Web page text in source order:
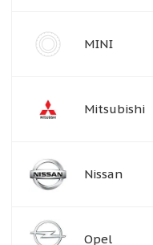
MINI
Mitsubishi
Nissan
Opel